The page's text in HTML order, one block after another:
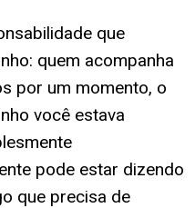
que
quem acompanha
por um momento, o
você estava
pode estar dizendo
que precisa de